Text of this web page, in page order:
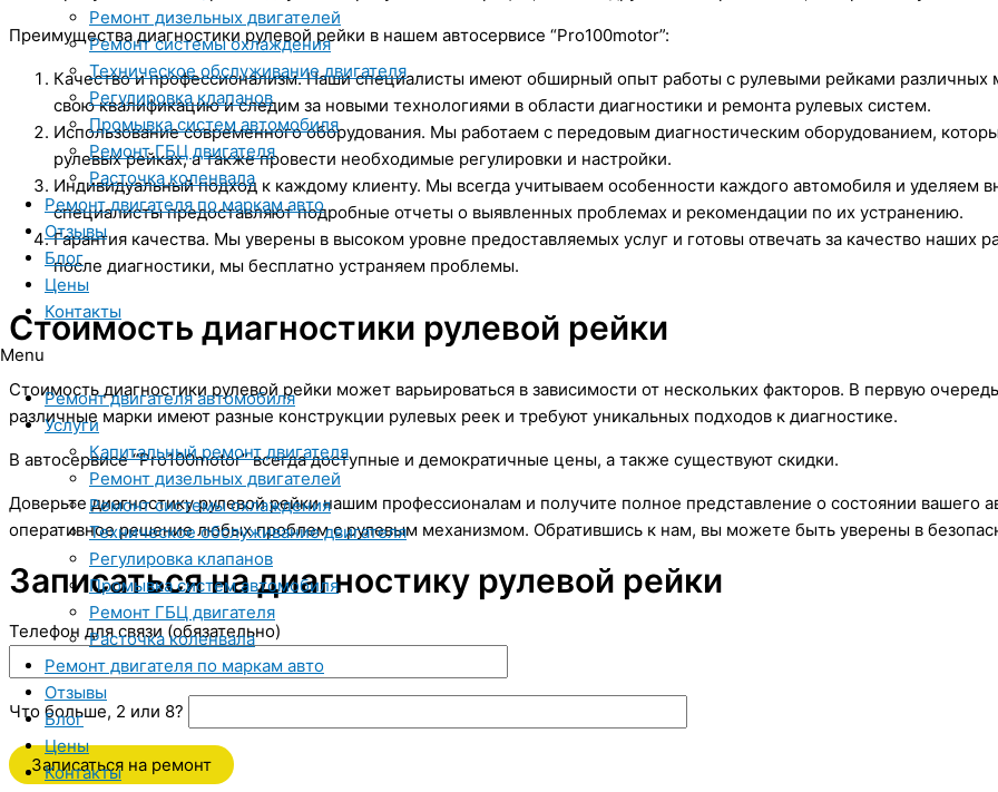
Ремонт дизельных двигателей
Ремонт системы охлаждения
Техническое обслуживание двигателя
Регулировка клапанов
Промывка систем автомобиля
Ремонт ГБЦ двигателя
Расточка коленвала
Ремонт двигателя по маркам авто
Отзывы
Блог
Цены
Контакты
Menu
Ремонт двигателя автомобиля
Услуги
Капитальный ремонт двигателя
Ремонт дизельных двигателей
Ремонт системы охлаждения
Техническое обслуживание двигателя
Регулировка клапанов
Промывка систем автомобиля
Ремонт ГБЦ двигателя
Расточка коленвала
Ремонт двигателя по маркам авто
Отзывы
Блог
Цены
Контакты
Преимущества диагностики рулевой рейки в нашем автосервисе “Pro100motor”:
Качество и профессионализм. Наши специалисты имеют обширный опыт работы с рулевыми рейками
свою квалификацию и следим за новыми технологиями в области диагностики и ремонта рулевых систем.
Использование современного оборудования. Мы работаем с передовым диагностическим оборудованием,
рулевых рейках, а также провести необходимые регулировки и настройки.
Индивидуальный подход к каждому клиенту. Мы всегда учитываем особенности каждого автомобиля и уделяем
специалисты предоставляют подробные отчеты о выявленных проблемах и рекомендации по их устранению.
Гарантия качества. Мы уверены в высоком уровне предоставляемых услуг и готовы отвечать за качество наших
после диагностики, мы бесплатно устраняем проблемы.
Стоимость диагностики рулевой рейки
Стоимость диагностики рулевой рейки может варьироваться в зависимости от нескольких факторов. В первую
различные марки имеют разные конструкции рулевых реек и требуют уникальных подходов к диагностике.
В автосервисе “Pro100motor” всегда доступные и демократичные цены, а также существуют скидки.
Доверьте диагностику рулевой рейки нашим профессионалам и получите полное представление о состоянии вашего
оперативное решение любых проблем с рулевым механизмом. Обратившись к нам, вы можете быть уверены в
Записаться на диагностику рулевой рейки
Телефон для связи (обязательно)
Что больше, 2 или 8?